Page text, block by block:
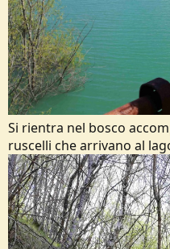
Si rientra nel bosco
ruscelli che arrivano al